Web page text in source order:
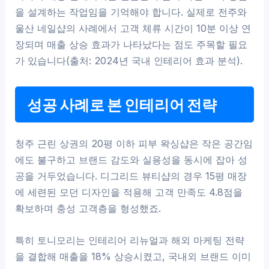
을 설계하는 작업임을 기억해야 합니다. 실제로 전주와
울산 네일샵의 사례에서 고객 체류 시간이 10분 이상 연
장되며 매출 상승 효과가 나타났다는 점도 주목할 필요
가 있습니다(출처: 2024년 국내 인테리어 효과 분석).
성공 사례로 본 인테리어 전략
청주 근린 상권의 20평 이하 피부 왁싱샵은 작은 공간임
에도 불구하고 브랜드 감도와 실용성을 동시에 잡아 성
공을 거두었습니다. 디그리드 뷰티샵의 경우 15평 매장
에 세련된 모던 디자인을 적용해 고객 만족도 4.8점을
확보하며 충성 고객층을 형성했죠.
특히 토니모리는 인테리어 리뉴얼과 해외 마케팅 전략
을 결합해 매출을 18% 상승시켰고, 국내외 브랜드 이미